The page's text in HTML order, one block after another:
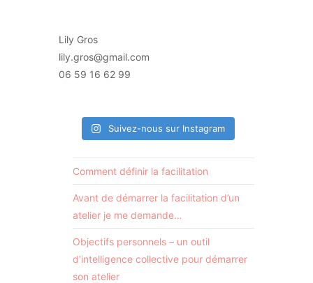
Lily Gros
lily.gros@gmail.com
06 59 16 62 99
Suivez-nous sur Instagram
Comment définir la facilitation
Avant de démarrer la facilitation d’un
atelier je me demande…
Objectifs personnels – un outil
d’intelligence collective pour démarrer
son atelier